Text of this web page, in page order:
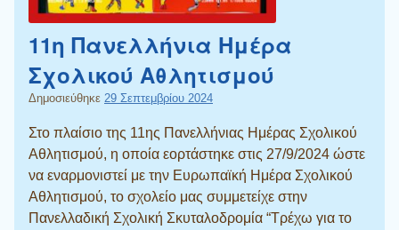
11η Πανελλήνια Ημέρα
Σχολικού Αθλητισμού
Δημοσιεύθηκε 29 Σεπτεμβρίου 2024
Στο πλαίσιο της 11ης Πανελλήνιας Ημέρας Σχολικού
Αθλητισμού, η οποία εορτάστηκε στις 27/9/2024 ώστε
να εναρμονιστεί με την Ευρωπαϊκή Ημέρα Σχολικού
Αθλητισμού, το σχολείο μας συμμετείχε στην
Πανελλαδική Σχολική Σκυταλοδρομία “Τρέχω για το